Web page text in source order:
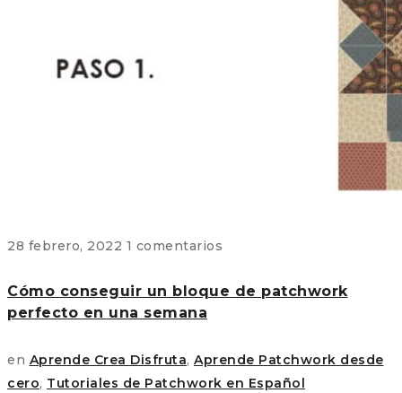
28 febrero, 2022 1 comentarios
Cómo conseguir un bloque de patchwork
perfecto en una semana
en Aprende Crea Disfruta, Aprende Patchwork desde
cero, Tutoriales de Patchwork en Español